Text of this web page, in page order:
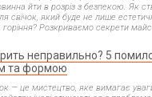
йти в розріз з безпекою. Як
свічок, який буде не лише
Розкриваємо секрети
неправильно? 5
та формою
— це мистецтво, яке вимагає